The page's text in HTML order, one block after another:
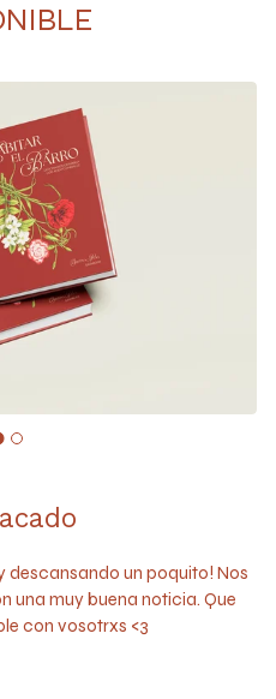
descansando un poquito! Nos
una muy buena noticia. Que
con vosotrxs <3